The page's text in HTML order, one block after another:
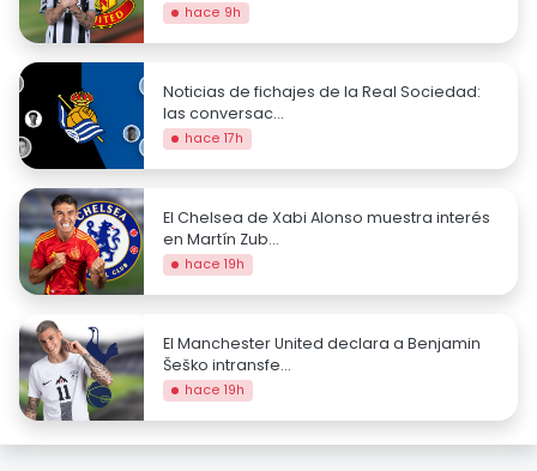
hace 9h
Noticias de fichajes de la Real Sociedad:
las conversac...
hace 17h
El Chelsea de Xabi Alonso muestra interés
en Martín Zub...
hace 19h
El Manchester United declara a Benjamin
Šeško intransfe...
hace 19h